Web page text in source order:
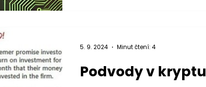
Podvody v kryptu
5. 9. 2024 Minut čtení: 4